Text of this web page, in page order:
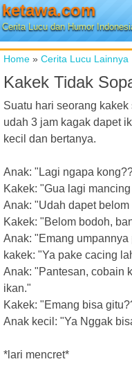
ketawa.com
Cerita Lucu dan Humor
Home » Cerita Lucu Lainnya
Kakek Tidak
Suatu hari seorang
udah 3 jam kagak dapet
kecil dan bertanya.
Anak: "Lagi ngapa
Kakek: "Gua lagi
Anak: "Udah dapet belom
Kakek: "Belom bodoh,
Anak: "Emang
kakek: "Ya pake cacing
Anak: "Pantesan, cobain
ikan."
Kakek: "Emang bisa
Anak kecil: "Ya Nggak
*lari mencret*